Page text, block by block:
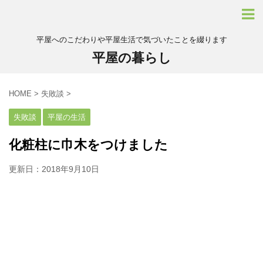
平屋へのこだわりや平屋生活で気づいたことを綴ります
平屋の暮らし
HOME > 失敗談 >
失敗談 平屋の生活
化粧柱に巾木をつけました
更新日： 2018年9月10日